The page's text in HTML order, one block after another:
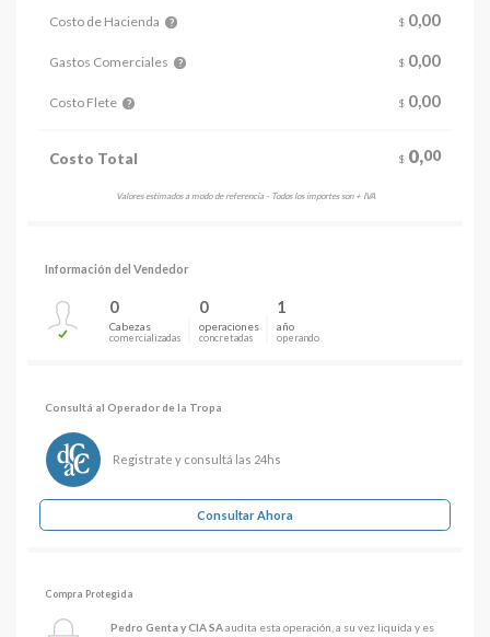
Costo de Hacienda ? $ 0,00
Gastos Comerciales ? $ 0,00
Costo Flete ? $ 0,00
Costo Total $ 0,00
Valores estimados a modo de referencia - Todos los importes son + IVA
Información del Vendedor
0
Cabezas
comercializadas
0
operaciones
concretadas
1
año
operando
Consultá al Operador de la Tropa
Registrate y consultá las 24hs
Consultar Ahora
Compra Protegida
Pedro Genta y CIA SAaudita esta operación, a su vez liquida y es